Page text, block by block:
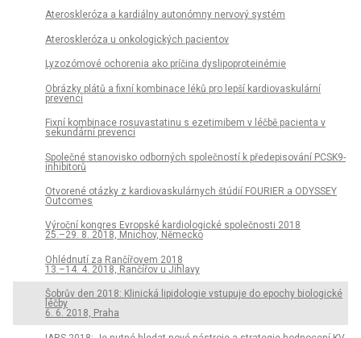
Ateroskleróza a kardiálny autonómny nervový systém
Ateroskleróza u onkologických pacientov
Lyzozómové ochorenia ako príčina dyslipoprotein­émie
Obrázky plátů a fixní kombinace léků pro lepší kardiovaskulární
prevenci
Fixní kombinace rosuvastatinu s ezetimibem v léčbě pacienta v
sekundární prevenci
Společné stanovisko odborných společností k předepisování PCSK9-
inhibitorů
Otvorené otázky z kardiovaskulárnych štúdií FOURIER a ODYSSEY
Outcomes
Výroční kongres Evropské kardiologické společnosti 2018
25.–29. 8. 2018, Mnichov, Německo
Ohlédnutí za Rančířovem 2018
13.–14. 4. 2018, Rančířov u Jihlavy
Šobrův den 2018: Klinická lipidologie vstupuje do epochy biologické
léčby
6. 6. 2018, Praha